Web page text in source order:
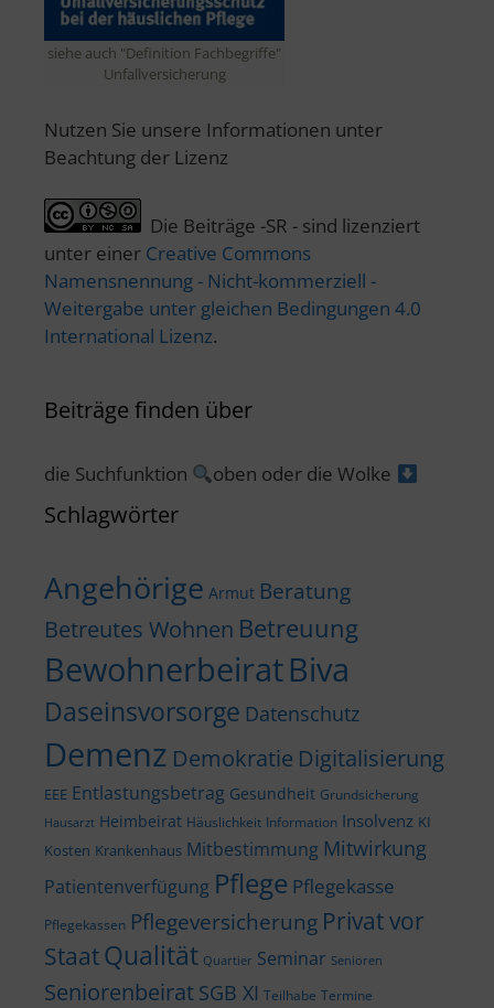
siehe auch "Definition Fachbegriffe"
Unfallversicherung
Nutzen Sie unsere Informationen unter
Beachtung der Lizenz
Die Beiträge -SR - sind lizenziert
unter einer Creative Commons
Namensnennung - Nicht-kommerziell -
Weitergabe unter gleichen Bedingungen 4.0
International Lizenz.
Beiträge finden über
die Suchfunktion oben oder die Wolke
Schlagwörter
Angehörige Armut Beratung
Betreutes Wohnen Betreuung
BewohnerbeiratBiva
Daseinsvorsorge Datenschutz
Demenz Demokratie Digitalisierung
EEE Entlastungsbetrag Gesundheit Grundsicherung
Hausarzt Heimbeirat Häuslichkeit Information Insolvenz KI
Kosten Krankenhaus Mitbestimmung Mitwirkung
Patientenverfügung Pflege Pflegekasse
Pflegekassen Pflegeversicherung Privat vor
StaatQualität Quartier Seminar Senioren
Seniorenbeirat SGB XI Teilhabe Termine